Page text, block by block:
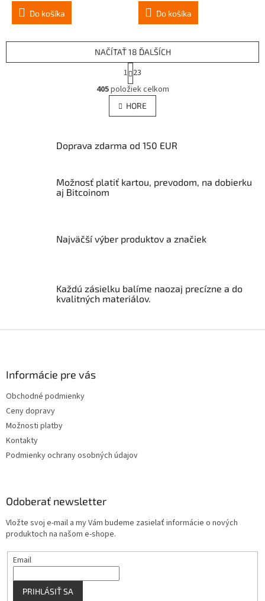
Do košíka Do košíka
O
v
l
á
c
p
v
s
u
NAČÍTAŤ 18 ĎALŠÍCH
S
t
r
á
n
k
a
e
1 23
405položiek celkom
HORE
Doprava zdarma od 150 EUR
Možnosť platiť kartou, prevodom, na dobierku
aj Bitcoinom
Najväčší výber produktov a značiek
Každú zásielku balíme naozaj precízne a do
kvalitných materiálov.
Informácie pre vás
Obchodné podmienky
Ceny dopravy
Možnosti platby
Kontakty
Podmienky ochrany osobných údajov
Odoberať newsletter
Vložte svoj e-mail a my Vám budeme zasielať informácie o nových
produktoch na našom e-shope.
Email
PRIHLÁSIŤ SA